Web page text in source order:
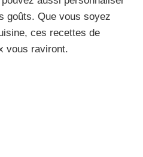
goûts. Que vous soyez
ces recettes de
vous raviront.